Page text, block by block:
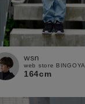
wsn
web store BINGOYA
164cm